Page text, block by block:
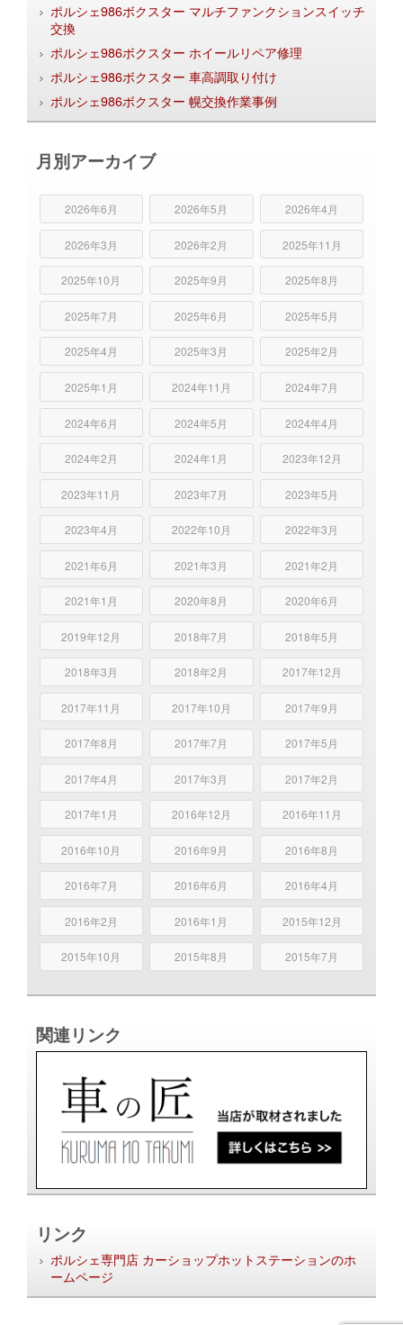
ポルシェ986ボクスター マルチファンクションスイッチ
交換
ポルシェ986ボクスター ホイールリペア修理
ポルシェ986ボクスター 車高調取り付け
ポルシェ986ボクスター 幌交換作業事例
月別アーカイブ
2026年6月 2026年5月 2026年4月
2026年3月 2026年2月 2025年11月
2025年10月 2025年9月 2025年8月
2025年7月 2025年6月 2025年5月
2025年4月 2025年3月 2025年2月
2025年1月 2024年11月 2024年7月
2024年6月 2024年5月 2024年4月
2024年2月 2024年1月 2023年12月
2023年11月 2023年7月 2023年5月
2023年4月 2022年10月 2022年3月
2021年6月 2021年3月 2021年2月
2021年1月 2020年8月 2020年6月
2019年12月 2018年7月 2018年5月
2018年3月 2018年2月 2017年12月
2017年11月 2017年10月 2017年9月
2017年8月 2017年7月 2017年5月
2017年4月 2017年3月 2017年2月
2017年1月 2016年12月 2016年11月
2016年10月 2016年9月 2016年8月
2016年7月 2016年6月 2016年4月
2016年2月 2016年1月 2015年12月
2015年10月 2015年8月 2015年7月
関連リンク
リンク
ポルシェ専門店 カーショップホットステーションのホ
ームページ